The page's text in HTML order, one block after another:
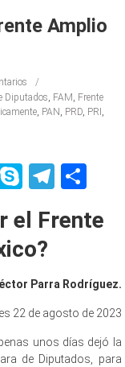
Amplio
Diputados FAM Frente
PAN PRD PRI
Skype
el Frente
Parra Rodríguez.
22 de agosto de 2023
unos días dejó la
de Diputados, para